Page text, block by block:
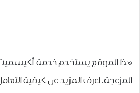
هذا الموقع يستخدم خدمة أكيسميت
المزعجة.اعرف المزيد عن كيفية